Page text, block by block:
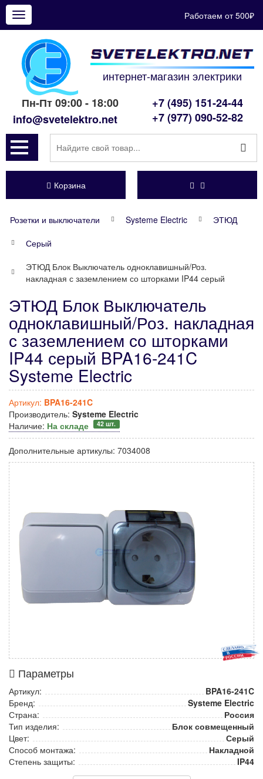
Показать
меню
Работаем от 500₽
интернет-магазин электрики
Пн-Пт 09:00 - 18:00
info@svetelektro.net
+7 (495) 151-24-44
+7 (977) 090-52-82
Корзина
Розетки и выключатели Systeme Electric
ЭТЮД
Серый
ЭТЮД Блок Выключатель одноклавишный/Роз.
накладная с заземлением со шторками IP44 серый
ЭТЮД Блок Выключатель
одноклавишный/Роз. накладная
с заземлением со шторками
IP44 серый BPA16-241C
Systeme Electric
Артикул: BPA16-241C
Производитель: Systeme Electric
Наличие: На складе 42 шт.
Дополнительные артикулы: 7034008
Параметры
Артикул:
BPA16-241C
Бренд:
Systeme Electric
Страна:
Россия
Тип изделия:
Блок совмещенный
Цвет:
Серый
Способ монтажа:
Накладной
Степень защиты:
IP44